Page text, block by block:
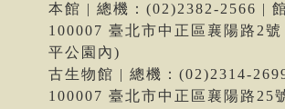
本館 | 總機：(02)2382-2566 | 館
100007 臺北市中正區襄陽路2
平公園內)
古生物館 | 總機：(02)2314-
100007 臺北市中正區襄陽路25